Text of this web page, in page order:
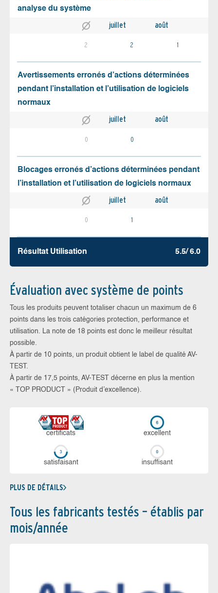
analyse du système
juillet août
2 2 1
Avertissements erronés d’actions déterminées
pendant l’installation et l’utilisation de logiciels
normaux
juillet août
0 0
Blocages erronés d’actions déterminées pendant
l’installation et l’utilisation de logiciels normaux
juillet août
0 1
Résultat Utilisation 5.5/ 6.0
Évaluation avec système de points
Tous les produits peuvent totaliser chacun un maximum de 6
points dans les trois catégories protection, performance et
utilisation. La note de 18 points est donc le meilleur résultat
possible.
À partir de 10 points, un produit obtient le label de qualité AV-
TEST.
À partir de 17,5 points, AV-TEST décerne en plus la mention
« TOP PRODUCT » (Produit d’excellence).
certi­ficats ex­cellent
sa­tis­fai­sant in­suf­fi­sant
PLUS DE DÉTAILS
Tous les fabricants testés – établis par
mois/année